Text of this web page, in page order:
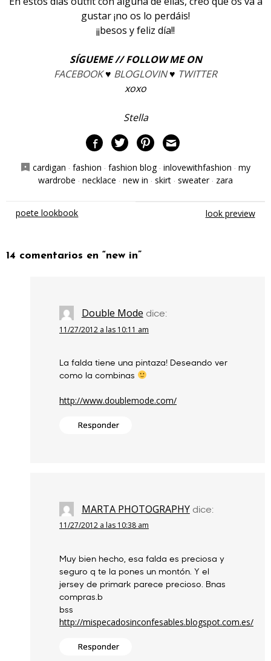
gustar ¡no os lo perdáis!
¡¡besos y feliz día!!
SÍGUEME // FOLLOW ME ON
FACEBOOK♥ BLOGLOVIN♥ TWITTER
xoxo
Stella
cardigan · fashion · fashion blog· inlovewithfashion · my
wardrobe · necklace · new in · skirt · sweater· zara
Navegación
entradas
poete lookbook look preview
14 comentarios en “new in”
Double Mode dice:
11/27/2012 a las 10:11 am
La falda tiene una pintaza! Deseando ver
como la combinas
http://www.doublemode.com/
Responder
MARTA PHOTOGRAPHY dice:
11/27/2012 a las 10:38 am
Muy bien hecho, esa falda es preciosa y
seguro q te la pones un montón. Y el
jersey de primark parece precioso. Bnas
compras.b
bss
http://mispecadosinconfesables.blogspot.com.es/
Responder